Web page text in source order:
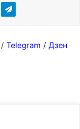
/ Telegram / Дзен